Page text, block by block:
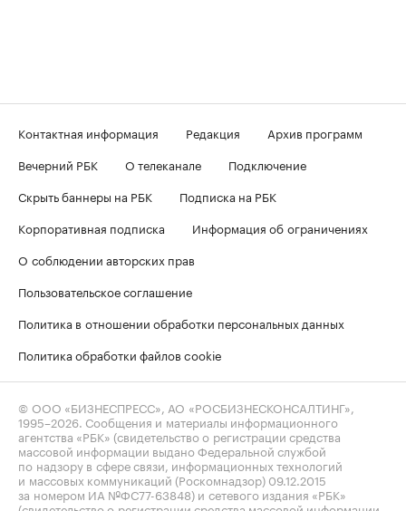
Контактная информация Редакция
Архив программ
Вечерний РБК
О телеканале
Подключение
Скрыть баннеры на РБК
Подписка на РБК
Корпоративная подписка
Информация об ограничениях
О соблюдении авторских прав
Пользовательское соглашение
Политика в отношении обработки персональных данных
Политика обработки файлов cookie
© ООО «БИЗНЕСПРЕСС», АО «РОСБИЗНЕСКОНСАЛТИНГ»,
1995–2026 . Сообщения и материалы информационного
агентства «РБК» (свидетельство о регистрации средства
массовой информации выдано Федеральной службой
по надзору в сфере связи, информационных технологий
и массовых коммуникаций (Роскомнадзор) 09.12.2015
за номером ИА №ФС77-63848) и сетевого издания «РБК»